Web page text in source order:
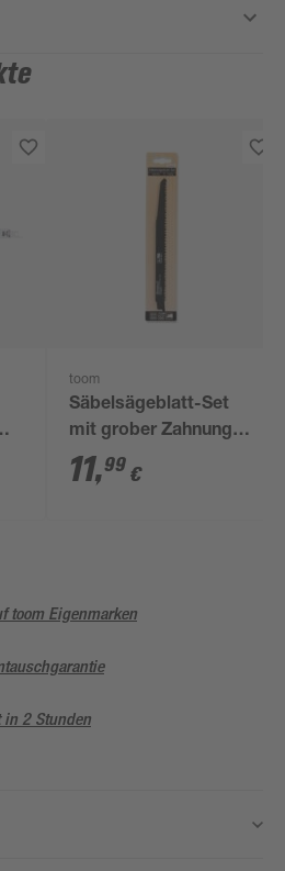
toom
Säbelsägeblatt-Set
mit grober Zahnung
3-teilig
11,99 €
toom Eigenmarken
2 Stunden